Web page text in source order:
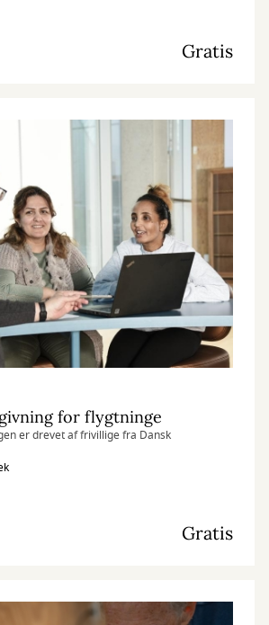
Fars Legestue!
Gratis
for flygtninge
er drevet af frivillige fra Dansk
Gratis